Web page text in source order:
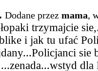
Dodane przez mama,
trzymajcie
i jak tu ufać
sie